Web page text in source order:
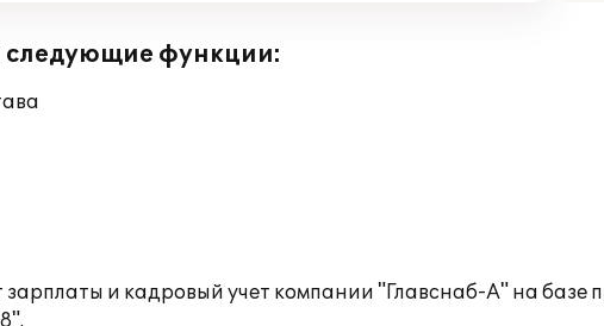
функции:
и кадровый учет компании "Главснаб-А" на базе